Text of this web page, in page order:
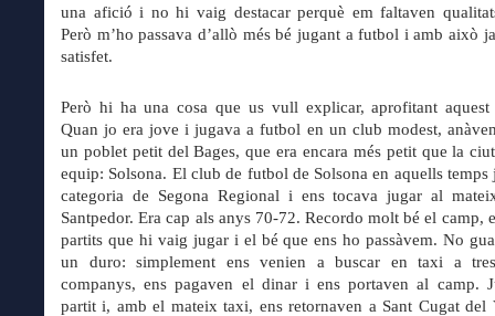
una afició i no hi vaig destacar perquè em faltaven
Però m’ho passava d’allò més bé jugant a futbol i amb això
satisfet.
Però hi ha una cosa que us vull explicar, aprofitant aquest
Quan jo era jove i jugava a futbol en un club modest,
un poblet petit del Bages, que era encara més petit que la
equip: Solsona. El club de futbol de Solsona en aquells temps
categoria de Segona Regional i ens tocava jugar al
Santpedor. Era cap als anys 70-72. Recordo molt bé el camp,
partits que hi vaig jugar i el bé que ens ho passàvem. No
un duro: simplement ens venien a buscar en taxi a
companys, ens pagaven el dinar i ens portaven al camp.
partit i, amb el mateix taxi, ens retornaven a Sant Cugat del